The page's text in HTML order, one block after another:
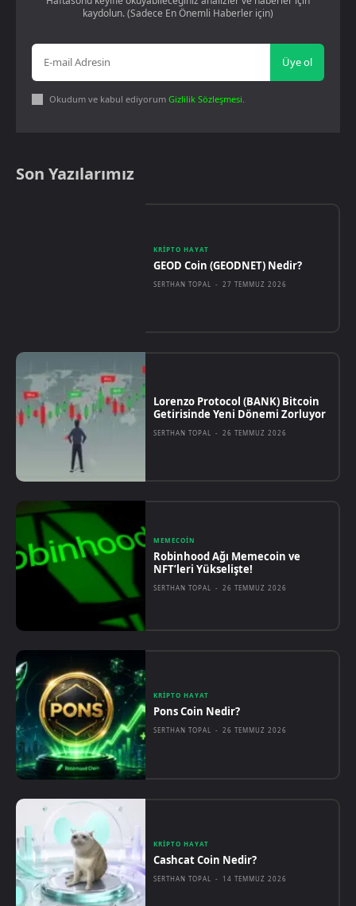
kaydolun. (Sadece En Önemli Haberler için)
Üye ol
Okudum ve kabul ediyorum Gizlilik Sözleşmesi.
Son Yazılarımız
KRIPTO HAYAT
GEOD Coin (GEODNET) Nedir?
SERTHAN TOPAL - 27 TEMMUZ 2026
Lorenzo Protocol (BANK) Bitcoin
Getirisinde Yeni Dönemi Zorluyor
SERTHAN TOPAL - 26 TEMMUZ 2026
MEMECOIN
Robinhood Ağı Memecoin ve
NFT’leri Yükselişte!
SERTHAN TOPAL - 26 TEMMUZ 2026
KRIPTO HAYAT
Pons Coin Nedir?
SERTHAN TOPAL - 26 TEMMUZ 2026
KRIPTO HAYAT
Cashcat Coin Nedir?
SERTHAN TOPAL - 14 TEMMUZ 2026